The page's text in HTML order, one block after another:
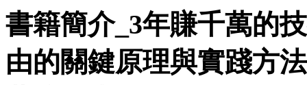
書籍簡介_3年賺千萬的
由的關鍵原理與實踐方